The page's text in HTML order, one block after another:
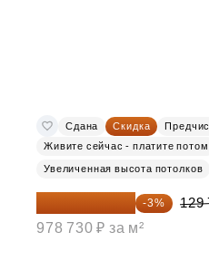
Сдана Скидка
Живите сейчас - платите потом
Увеличенная высота потолков
125 864 678 ₽ -3%
129
978 730 ₽ за м²